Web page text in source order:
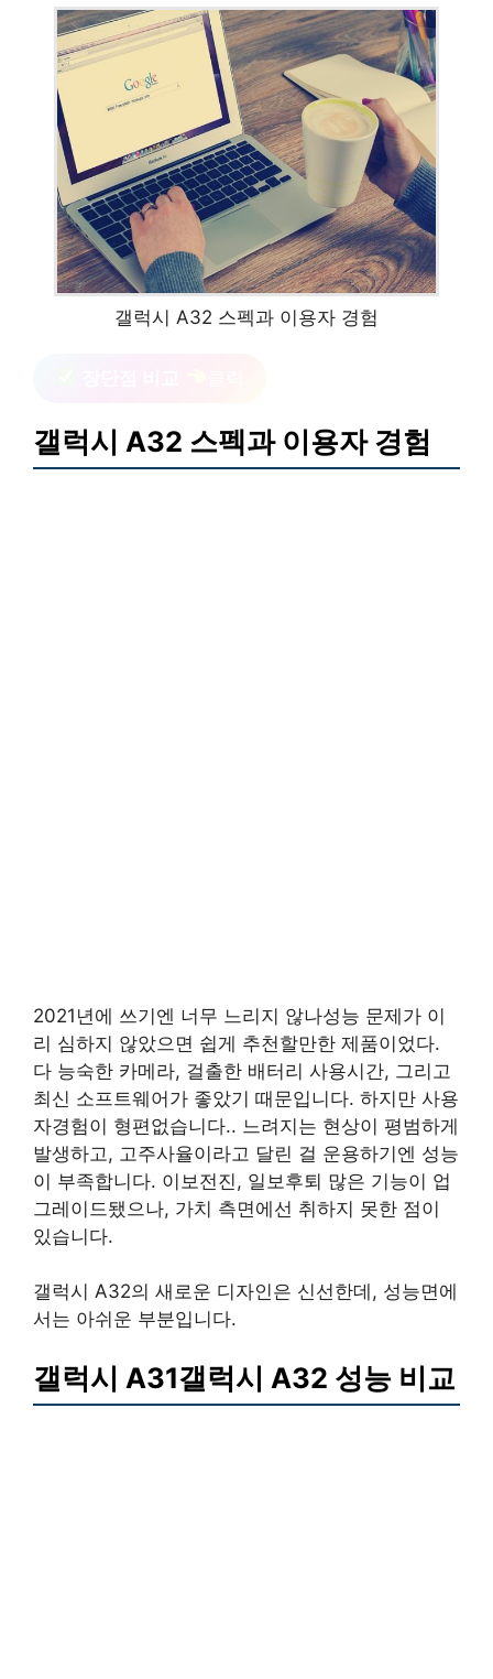
갤럭시 A32 스펙과 이용자 경험
갤럭시 A32 스펙과 이용자 경험
2021년에 쓰기엔 너무 느리지 않나성능 문제가 이
리 심하지 않았으면 쉽게 추천할만한 제품이었다.
다 능숙한 카메라, 걸출한 배터리 사용시간, 그리고
최신 소프트웨어가 좋았기 때문입니다. 하지만 사용
자경험이 형편없습니다.. 느려지는 현상이 평범하게
발생하고, 고주사율이라고 달린 걸 운용하기엔 성능
이 부족합니다. 이보전진, 일보후퇴 많은 기능이 업
그레이드됐으나, 가치 측면에선 취하지 못한 점이
있습니다.
갤럭시 A32의 새로운 디자인은 신선한데, 성능면에
서는 아쉬운 부분입니다.
갤럭시 A31갤럭시 A32 성능 비교